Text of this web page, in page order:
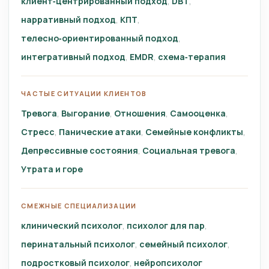
нарративный подход КПТ
телесно‑ориентированный подход
интегративный подход EMDR схема‑терапия
ЧАСТЫЕ СИТУАЦИИ КЛИЕНТОВ
Тревога Выгорание Отношения Самооценка
Стресс Панические атаки Семейные конфликты
Депрессивные состояния Социальная тревога
Утрата и горе
СМЕЖНЫЕ СПЕЦИАЛИЗАЦИИ
клинический психолог психолог для пар
перинатальный психолог семейный психолог
подростковый психолог нейропсихолог